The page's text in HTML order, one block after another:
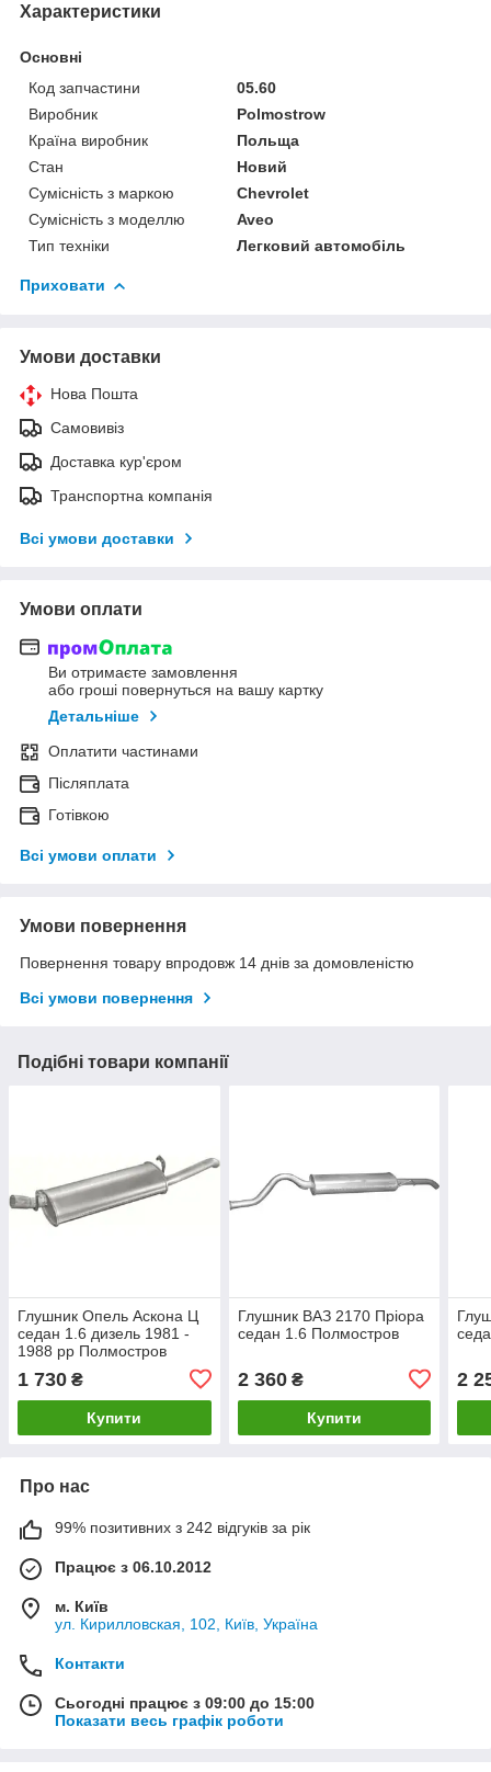
Характеристики
Основні
Код запчастини
05.60
Виробник
Polmostrow
Країна виробник
Польща
Стан
Новий
Сумісність з маркою
Chevrolet
Сумісність з моделлю
Aveo
Тип техніки
Легковий автомобіль
Приховати
Умови доставки
Нова Пошта
Самовивіз
Доставка кур'єром
Транспортна компанія
Всі умови доставки
Умови оплати
Ви отримаєте замовлення
або гроші повернуться на вашу картку
Детальніше
Оплатити частинами
Післяплата
Готівкою
Всі умови оплати
Умови повернення
Повернення товару впродовж 14 днів за домовленістю
Всі умови повернення
Подібні товари компанії
Глушник Опель Аскона Ц
седан 1.6 дизель 1981 -
1988 рр Полмостров
1 730 ₴
Купити
Глушник ВАЗ 2170 Пріора
седан 1.6 Полмостров
2 360₴
Купити
2
Про нас
99% позитивних з 242 відгуків за рік
Працює з 06.10.2012
м. Київ
ул. Кирилловская, 102, Київ, Україна
Контакти
Сьогодні працює з 09:00 до 15:00
Показати весь графік роботи